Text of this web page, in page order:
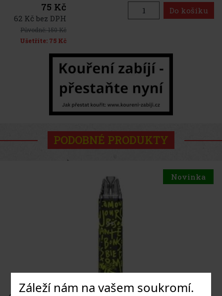
Záleží nám na vašem soukromí.
75 Kč
62 Kč bez DPH
Původně:150 Kč
Ušetříte: 75 Kč
Do košíku
PODOBNÉ PRODUKTY
Novinka